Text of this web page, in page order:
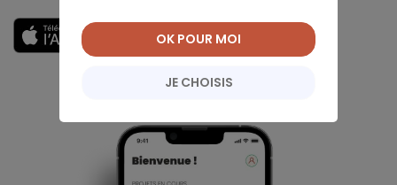
JE CHOISIS
OK POUR MOI